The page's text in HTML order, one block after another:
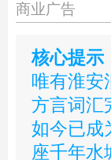
商业广告
核心提示
唯有淮安
方言词汇
如今已成
座千年水